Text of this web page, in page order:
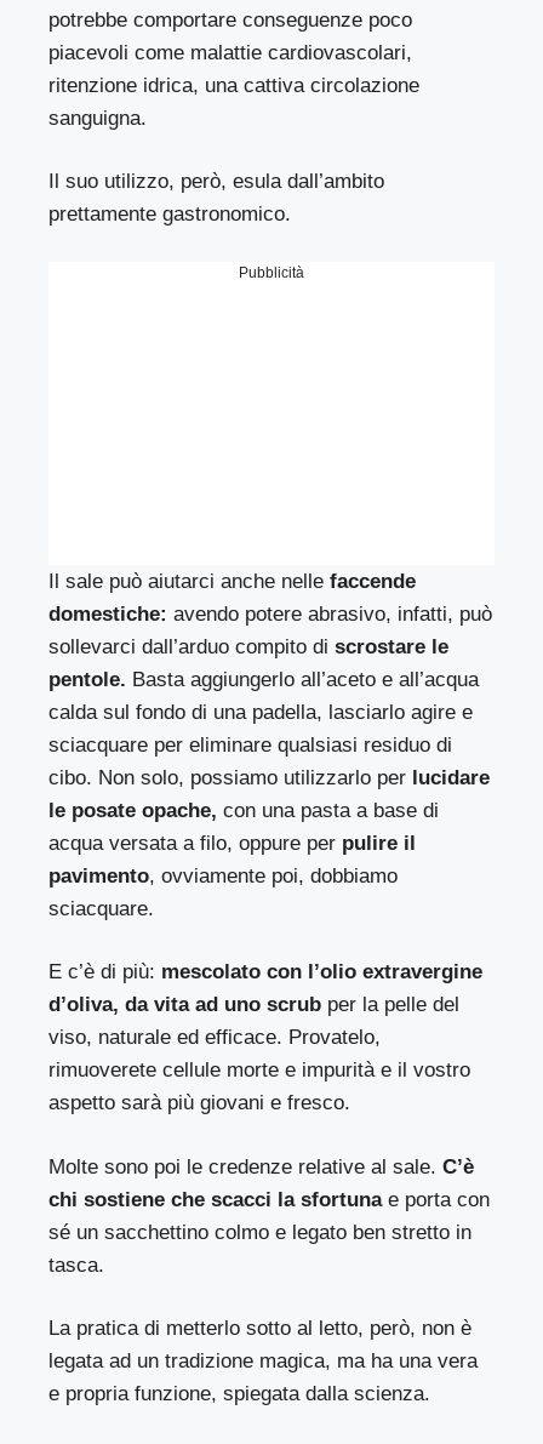
potrebbe comportare conseguenze poco
piacevoli come malattie cardiovascolari,
ritenzione idrica, una cattiva circolazione
sanguigna.
Il suo utilizzo, però, esula dall’ambito
prettamente gastronomico.
Pubblicità
Il sale può aiutarci anche nellefaccende
domestiche: avendo potere abrasivo, infatti, può
sollevarci dall’arduo compito di scrostare le
pentole. Basta aggiungerlo all’aceto e all’acqua
calda sul fondo di una padella, lasciarlo agire e
sciacquare per eliminare qualsiasi residuo di
cibo. Non solo, possiamo utilizzarlo per lucidare
le posate opache, con una pasta a base di
acqua versata a filo, oppure per pulire il
pavimento, ovviamente poi, dobbiamo
sciacquare.
E c’è di più: mescolato con l’olio extravergine
d’oliva, da vita ad uno scrub per la pelle del
viso, naturale ed efficace. Provatelo,
rimuoverete cellule morte e impurità e il vostro
aspetto sarà più giovani e fresco.
Molte sono poi le credenze relative al sale. C’è
chi sostiene che scacci la sfortunae porta con
sé un sacchettino colmo e legato ben stretto in
tasca.
La pratica di metterlo sotto al letto, però, non è
legata ad un tradizione magica, ma ha una vera
e propria funzione, spiegata dalla scienza.